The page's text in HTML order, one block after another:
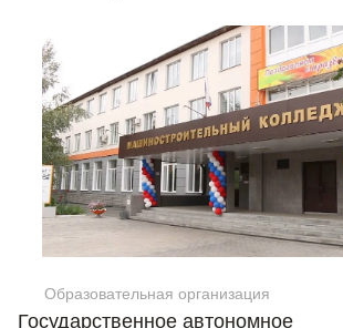
Образовательная организация
Государственное автономное